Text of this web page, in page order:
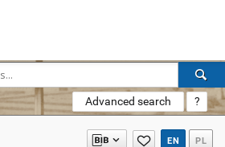
Advanced search ?
EN PL